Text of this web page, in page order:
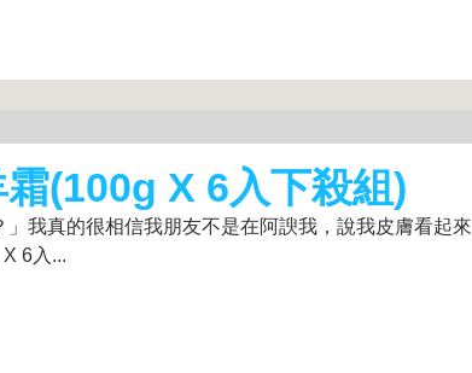
(100g X 6入下殺組)
我真的很相信我朋友不是在阿諛我，說我皮膚看起來
6入...